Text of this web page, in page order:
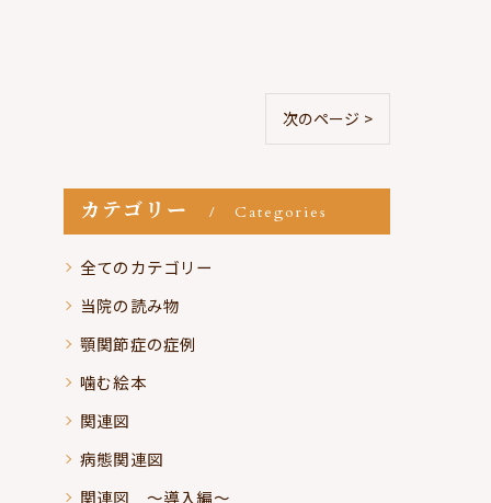
次のページ >
カテゴリー Categories
全てのカテゴリー
当院の読み物
顎関節症の症例
噛む絵本
関連図
病態関連図
関連図 ～導入編～